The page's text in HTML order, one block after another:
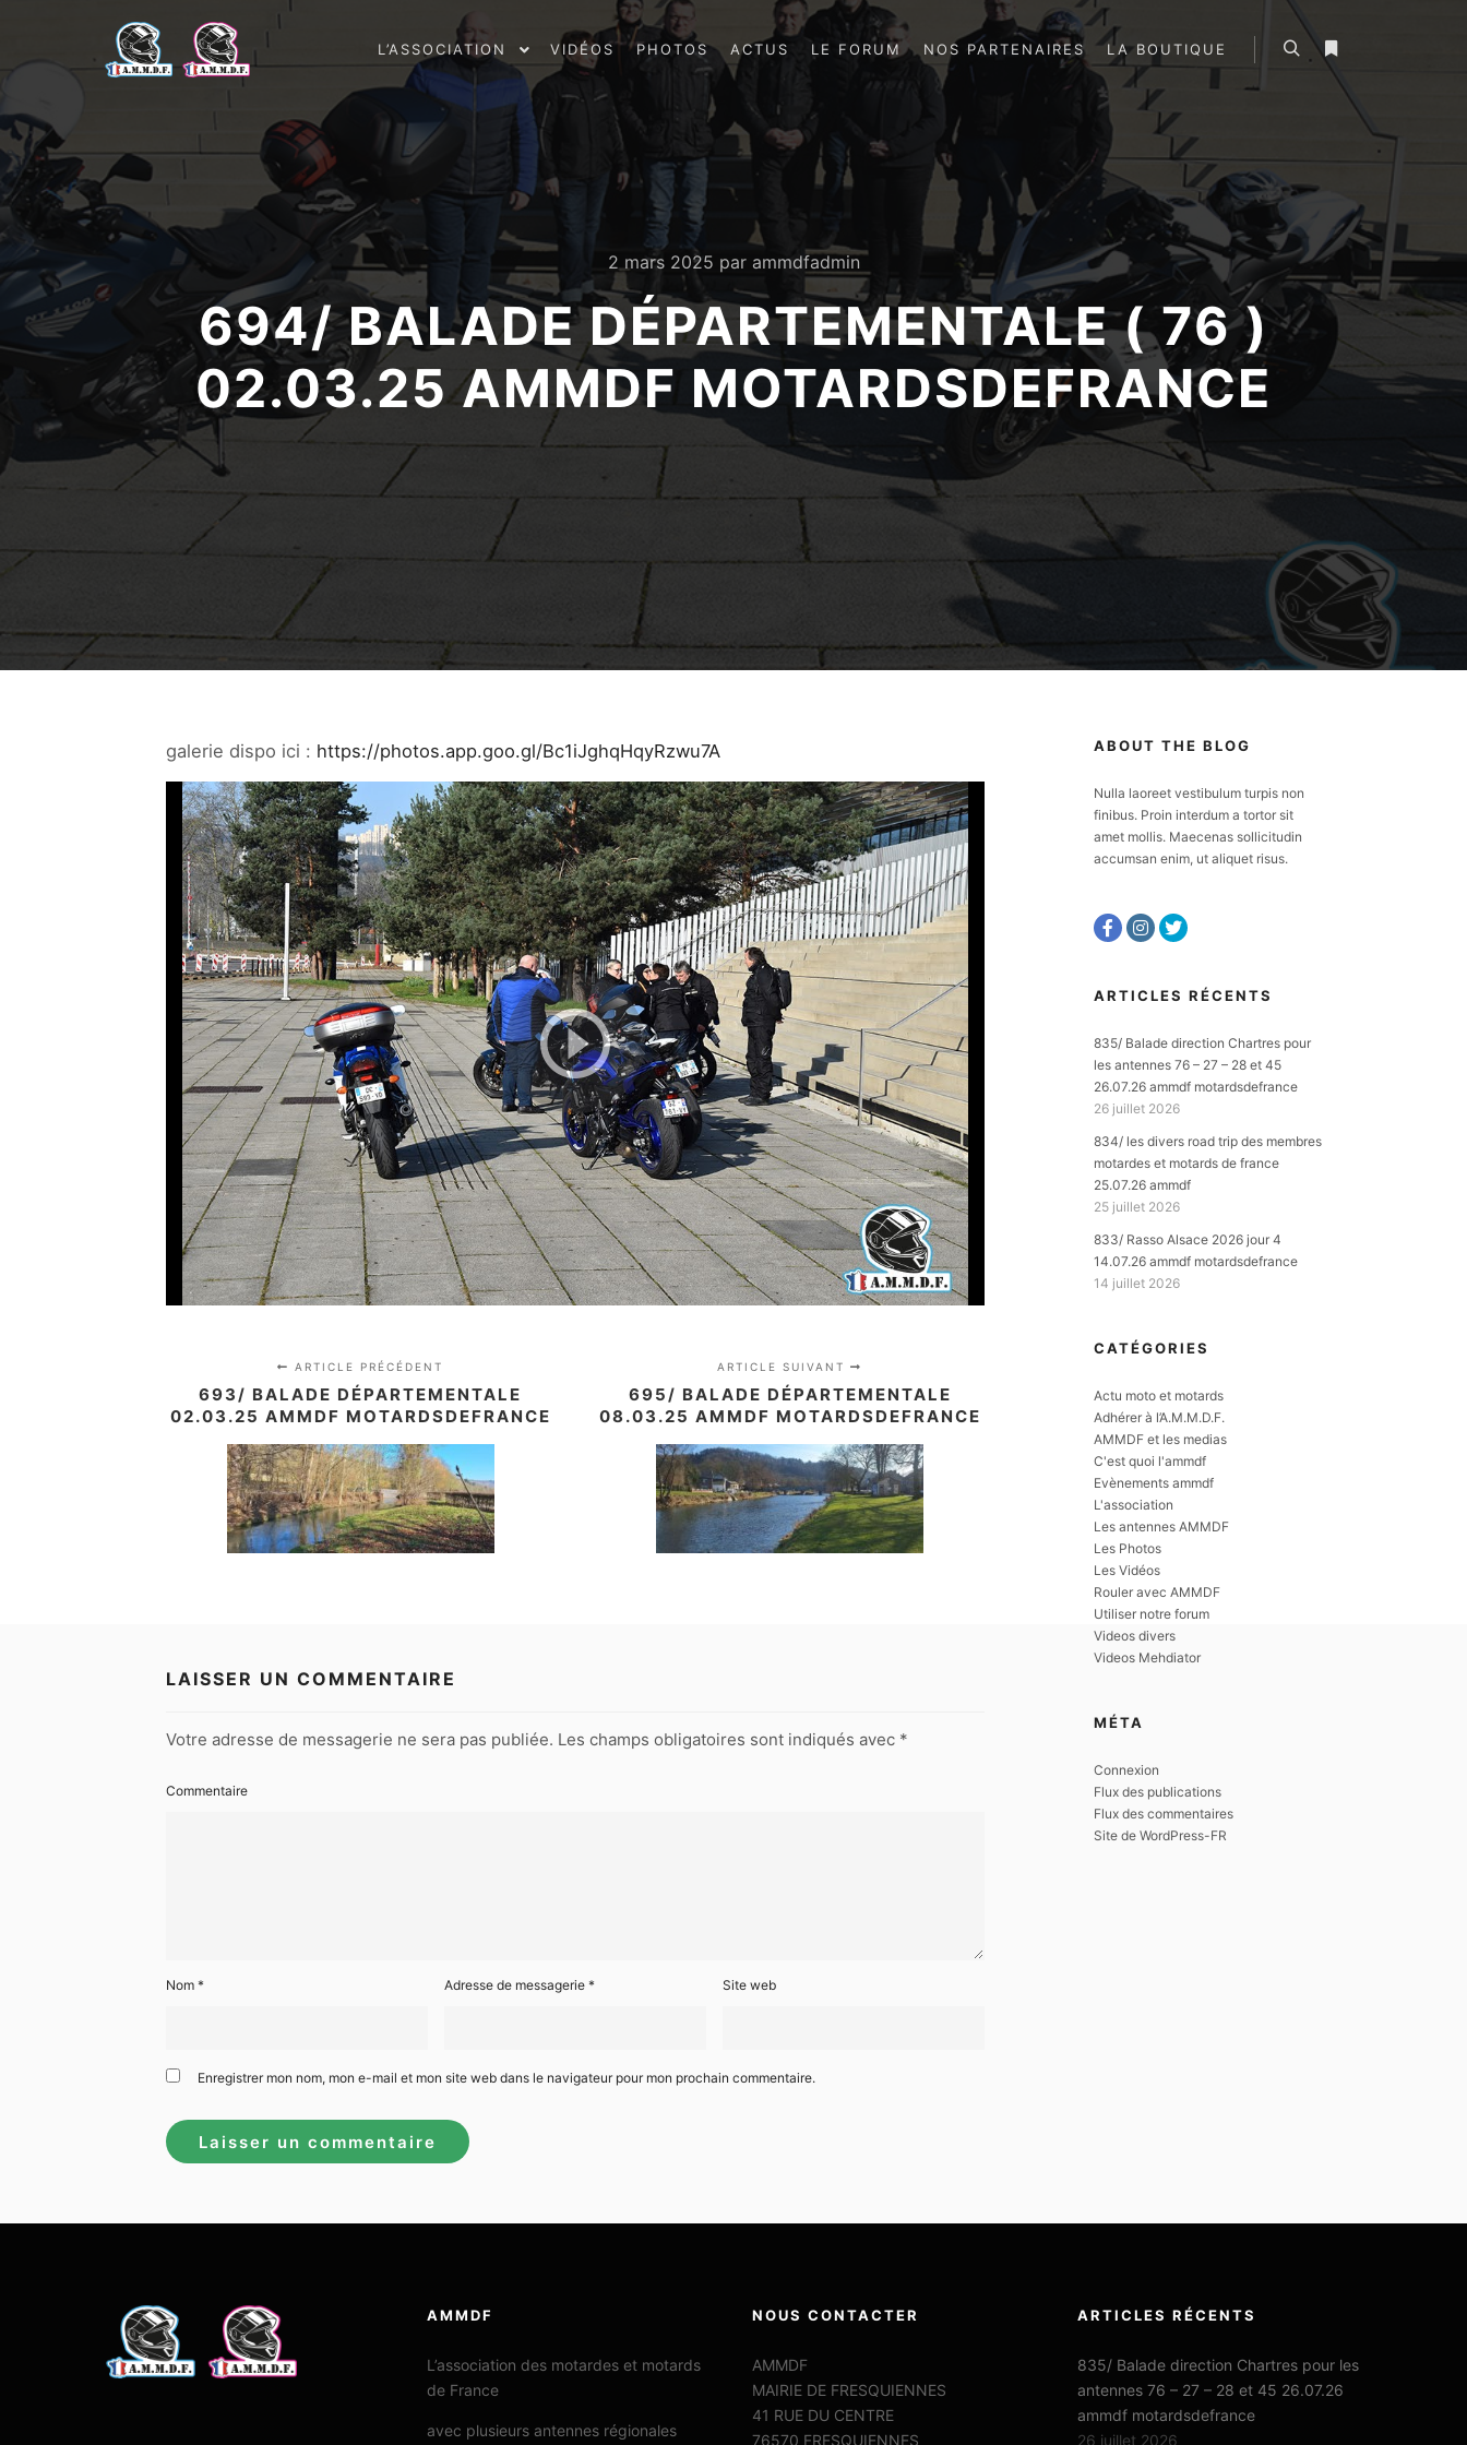
L’ASSOCIATION VIDÉOS PHOTOS ACTUS LE FORUM NOS PARTENAIRES LA BOUTIQUE
RechercherPlus d’infos
2 mars 2025 par ammdfadmin
694/ BALADE DÉPARTEMENTALE ( 76 )
02.03.25 AMMDF MOTARDSDEFRANCE
galerie dispo ici : https://photos.app.goo.gl/Bc1iJghqHqyRzwu7A
ARTICLE PRÉCÉDENT
693/ BALADE DÉPARTEMENTALE
02.03.25 AMMDF MOTARDSDEFRANCE
ARTICLE SUIVANT
695/ BALADE DÉPARTEMENTALE
08.03.25 AMMDF MOTARDSDEFRANCE
LAISSER UN COMMENTAIRE
Votre adresse de messagerie ne sera pas publiée. Les champs obligatoires sont indiqués avec *
Commentaire
Nom * Adresse de messagerie * Site web
Enregistrer mon nom, mon e-mail et mon site web dans le navigateur pour mon prochain commentaire.
ABOUT THE BLOG
Nulla laoreet vestibulum turpis non
finibus. Proin interdum a tortor sit
amet mollis. Maecenas sollicitudin
accumsan enim, ut aliquet risus.
ARTICLES RÉCENTS
835/ Balade direction Chartres pour
les antennes 76 – 27 – 28 et 45
26.07.26 ammdf motardsdefrance
26 juillet 2026
834/ les divers road trip des membres
motardes et motards de france
25.07.26 ammdf
25 juillet 2026
833/ Rasso Alsace 2026 jour 4
14.07.26 ammdf motardsdefrance
14 juillet 2026
CATÉGORIES
Actu moto et motards
Adhérer à l’A.M.M.D.F.
AMMDF et les medias
C'est quoi l'ammdf
Evènements ammdf
L'association
Les antennes AMMDF
Les Photos
Les Vidéos
Rouler avec AMMDF
Utiliser notre forum
Videos divers
Videos Mehdiator
MÉTA
Connexion
Flux des publications
Flux des commentaires
Site de WordPress-FR
AMMDF
L’association des motardes et motards
de France
avec plusieurs antennes régionales
NOUS CONTACTER
AMMDF
MAIRIE DE FRESQUIENNES
41 RUE DU CENTRE
76570 FRESQUIENNES
ARTICLES RÉCENTS
835/ Balade direction Chartres pour les
antennes 76 – 27 – 28 et 45 26.07.26
ammdf motardsdefrance
26 juillet 2026